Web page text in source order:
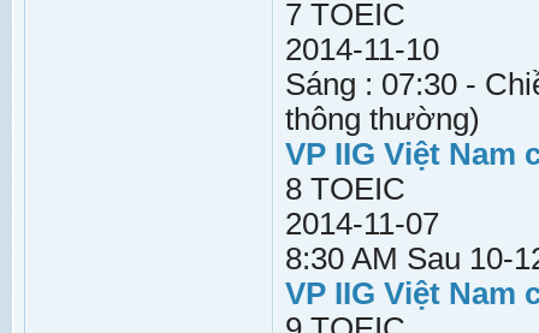
7 TOEIC
2014-11-10
Sáng : 07:30 -
thông thường)
VP IIG Việt Nam
8 TOEIC
2014-11-07
8:30 AM Sau 10-
VP IIG Việt Nam